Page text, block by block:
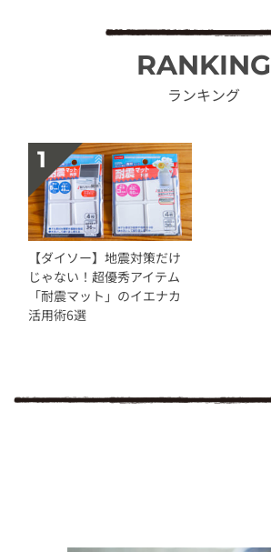
RANKING
ランキング
【ダイソー】地震対策だけ
じゃない！超優秀アイテム
「耐震マット」のイエナカ
活用術6選